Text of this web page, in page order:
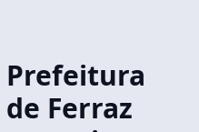
Prefeitura
de Ferraz